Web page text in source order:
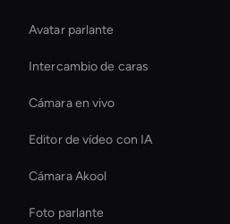
Avatar parlante
Intercambio de caras
Cámara en vivo
Editor de vídeo con IA
Cámara Akool
Foto parlante